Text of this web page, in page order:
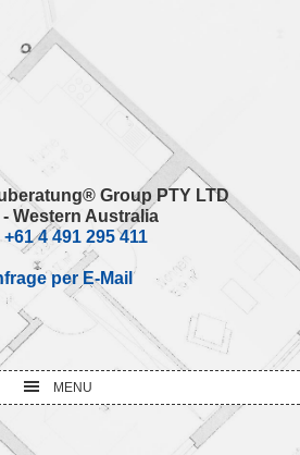
Group PTY LTD
- Western Australia
+61 4 491 295 411
per E-Mail
MENU